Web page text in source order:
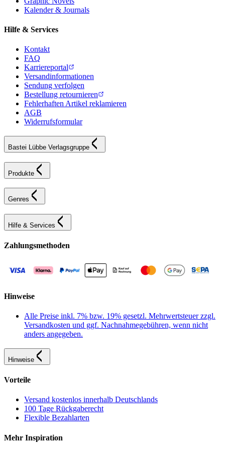
Kalender & Journals
Hilfe & Services
Kontakt
FAQ
Karriereportal
Versandinformationen
Sendung verfolgen
Bestellung retournieren
Fehlerhaften Artikel reklamieren
AGB
Widerrufsformular
Bastei Lübbe Verlagsgruppe
Produkte
Genres
Hilfe & Services
Zahlungsmethoden
Hinweise
Alle Preise inkl. 7% bzw. 19% gesetzl. Mehrwertsteuer zzgl.
Versandkosten und ggf. Nachnahmegebühren, wenn nicht
anders angegeben.
Hinweise
Vorteile
Versand kostenlos innerhalb Deutschlands
100 Tage Rückgaberecht
Flexible Bezahlarten
Mehr Inspiration